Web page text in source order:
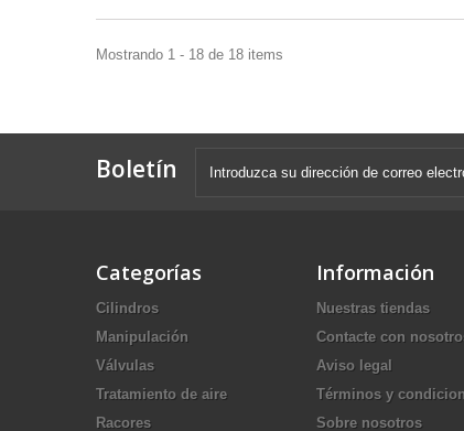
Mostrando 1 - 18 de 18 items
Boletín
Categorías
Cilindros
Manipulación
Válvulas
Tratamiento de aire
Racores
Información
Nuestras tiendas
Contacte con
Aviso legal
Términos y
Sobre nosotros